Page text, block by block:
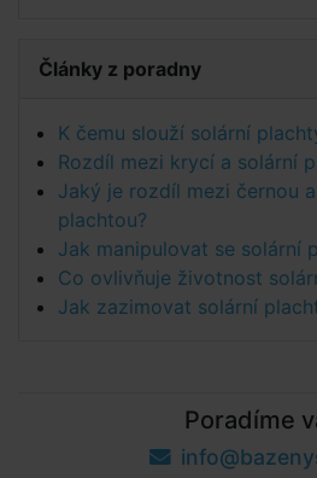
Články z poradny
K čemu slouží solární
Rozdíl mezi krycí a solární
Jaký je rozdíl mezi černou
plachtou?
Jak manipulovat se solární
Co ovlivňuje životnost
Jak zazimovat solární
Poradíme